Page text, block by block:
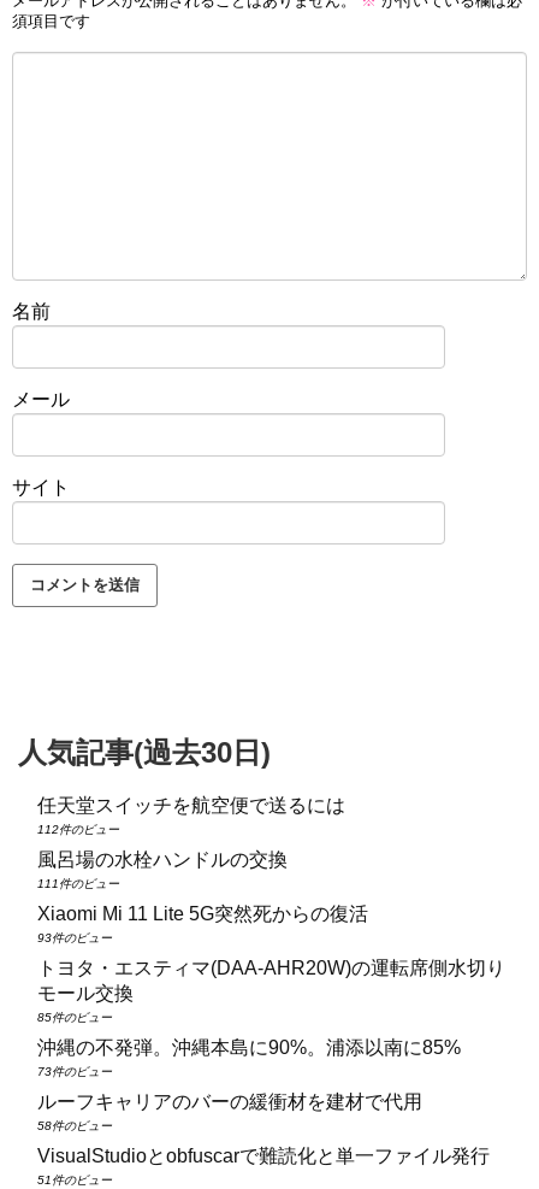
須項目です
名前
メール
サイト
人気記事(過去30日)
任天堂スイッチを航空便で送るには
112件のビュー
風呂場の水栓ハンドルの交換
111件のビュー
Xiaomi Mi 11 Lite 5G突然死からの復活
93件のビュー
トヨタ・エスティマ(DAA‑AHR20W)の運転席側水切り
モール交換
85件のビュー
沖縄の不発弾。沖縄本島に90%。浦添以南に85%
73件のビュー
ルーフキャリアのバーの緩衝材を建材で代用
58件のビュー
VisualStudioとobfuscarで難読化と単一ファイル発行
51件のビュー